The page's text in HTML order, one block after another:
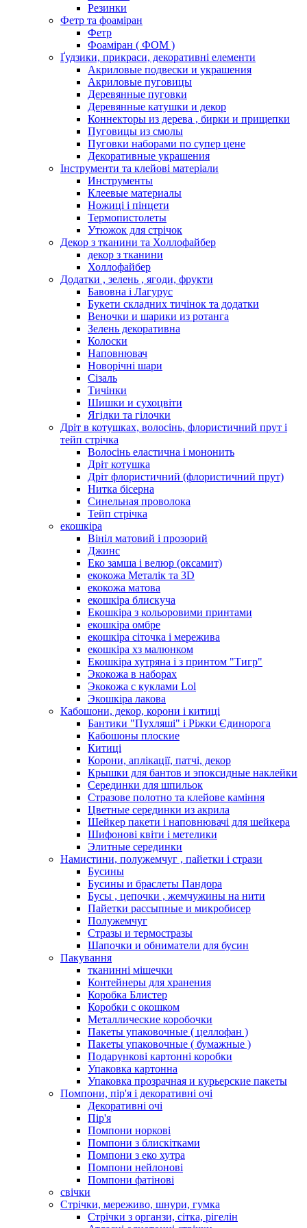
Резинки
Фетр та фоаміран
Фетр
Фоаміран ( ФОМ )
Ґудзики, прикраси, декоративні елементи
Акриловые подвески и украшения
Акриловые пуговицы
Деревянные пуговки
Деревянные катушки и декор
Коннекторы из дерева , бирки и прищепки
Пуговицы из смолы
Пуговки наборами по супер цене
Декоративные украшения
Інструменти та клейові матеріали
Инструменты
Клеевые материалы
Ножиці і пінцети
Термопистолеты
Утюжок для стрічок
Декор з тканини та Холлофайбер
декор з тканини
Холлофайбер
Додатки , зелень , ягоди, фрукти
Бавовна і Лагурус
Букети складних тичінок та додатки
Веночки и шарики из ротанга
Зелень декоративна
Колоски
Наповнювач
Новорічні шари
Сізаль
Тичінки
Шишки и сухоцвіти
Ягідки та гілочки
Дріт в котушках, волосінь, флористичний прут і
тейп стрічка
Волосінь еластична і мононить
Дріт котушка
Дріт флористичний (флористичний прут)
Нитка бісерна
Синельная проволока
Тейп стрічка
екошкіра
Вініл матовий і прозорий
Джинс
Еко замша і велюр (оксамит)
екокожа Металік та 3D
екокожа матова
екошкіра блискуча
Екошкіра з кольоровими принтами
екошкіра омбре
екошкіра сіточка і мережива
екошкіра хз малюнком
Екошкіра хутряна і з принтом "Тигр"
Экокожа в наборах
Экокожа с куклами Lol
Экошкiра лакова
Кабошони, декор, корони і китиці
Бантики "Пухляші" і Ріжки Єдинорога
Кабошоны плоские
Китиці
Корони, аплікації, патчі, декор
Крышки для бантов и эпоксидные наклейки
Серединки для шпильок
Стразове полотно та клейове каміння
Цветные серединки из акрила
Шейкер пакети і наповнювачі для шейкера
Шифонові квіти і метелики
Элитные серединки
Намистини, полужемчуг , пайетки і стрази
Бусины
Бусины и браслеты Пандора
Бусы , цепочки , жемчужины на нити
Пайетки рассыпные и микробисер
Полужемчуг
Стразы и термостразы
Шапочки и обниматели для бусин
Пакування
тканинні мішечки
Контейнеры для хранения
Коробка Блистер
Коробки с окошком
Металлические коробочки
Пакеты упаковочные ( целлофан )
Пакеты упаковочные ( бумажные )
Подарункові картонні коробки
Упаковка картонна
Упаковка прозрачная и курьерские пакеты
Помпони, пір'я і декоративні очі
Декоративні очі
Пір'я
Помпони норкові
Помпони з блискітками
Помпони з еко хутра
Помпони нейлонові
Помпони фатінові
свічки
Стрічки, мереживо, шнури, гумка
Стрічки з органзи, сітка, рігелін